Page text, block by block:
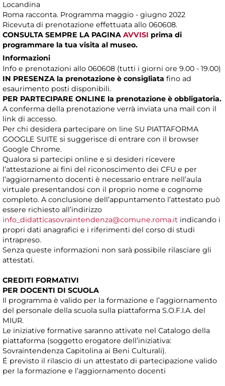
Locandina
Roma racconta. Programma maggio - giugno 2022
Ricevuta di prenotazione effettuata allo 060608.
CONSULTA SEMPRE LA PAGINA AVVISI prima di
programmare la tua visita al museo.
Informazioni
Info e prenotazioni allo 060608 (tutti i giorni ore 9.00 - 19.00)
IN PRESENZA la prenotazione è consigliata fino ad
esaurimento posti disponibili.
PER PARTECIPARE ONLINE la prenotazione è obbligatoria.
A conferma della prenotazione verrà inviata una mail con il
link di accesso.
Per chi desidera partecipare on line SU PIATTAFORMA
GOOGLE SUITE si suggerisce di entrare con il browser
Google Chrome.
Qualora si partecipi online e si desideri ricevere
l’attestazione ai fini del riconoscimento dei CFU e per
l’aggiornamento docenti è necessario entrare nell’aula
virtuale presentandosi con il proprio nome e cognome
completo. A conclusione dell’appuntamento l’attestato può
essere richiesto all’indirizzo
info_didatticasovraintendenza@comune.roma.it indicando i
propri dati anagrafici e i riferimenti del corso di studi
intrapreso.
Senza queste informazioni non sarà possibile rilasciare gli
attestati.
CREDITI FORMATIVI
PER DOCENTI DI SCUOLA
Il programma è valido per la formazione e l’aggiornamento
del personale della scuola sulla piattaforma S.O.F.I.A. del
MIUR.
Le iniziative formative saranno attivate nel Catalogo della
piattaforma (soggetto erogatore dell’iniziativa:
Sovraintendenza Capitolina ai Beni Culturali).
É previsto il rilascio di un attestato di partecipazione valido
per la formazione e l’aggiornamento docenti